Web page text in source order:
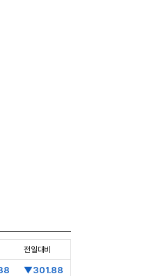
전일대비
▼301.88